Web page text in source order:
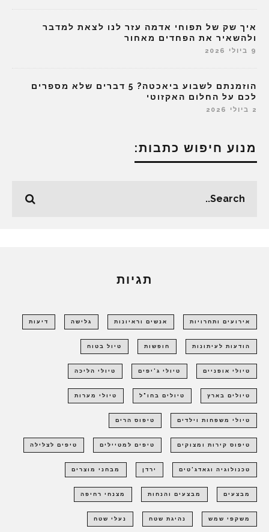
איך שק של תפוחי אדמה עזר לנו לצאת למדבר
ולהשאיר את הפחדים מאחור
9 ביולי 2026
הוזמנתם לשבוע ביאכטה? 5 דברים שלא מספרים
לכם על החלום האקזוטי
2 ביולי 2026
מנוע חיפוש כתבות:
תגיות
אירועים ותחרויות אנשים וראיונות גלישה דיעות
הודעות לעיתונות חופשות טיול בטוח
טיולי אופניים טיולי ג'יפים טיולי הליכה
טיולים בארץ טיולים בחו"ל טיולי מערות
טיולי משפחות וילדים טיפוס הרים
טיפוס קירות ומצוקים טיפים למטיילים טיפים לצלילה
טכנולוגיה וגאדג'טים ירדן מבחני מוצרים
מבצעים מבצעים והנחות מצנחי רחיפה
משקפי שמש נהיגת שטח נעלי שטח